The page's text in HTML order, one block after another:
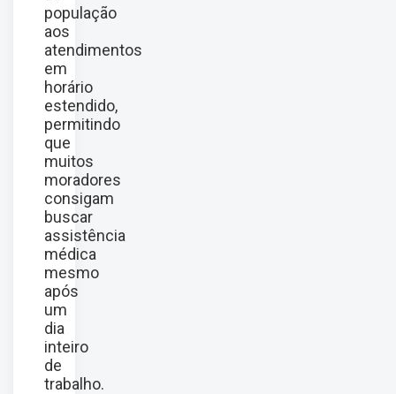
população
aos
atendimentos
em
horário
estendido,
permitindo
que
muitos
moradores
consigam
buscar
assistência
médica
mesmo
após
um
dia
inteiro
de
trabalho.